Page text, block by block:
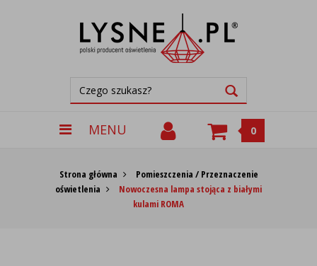
MENU 0
Strona główna
Pomieszczenia / Przeznaczenie
oświetlenia
Nowoczesna lampa stojąca z białymi
kulami ROMA